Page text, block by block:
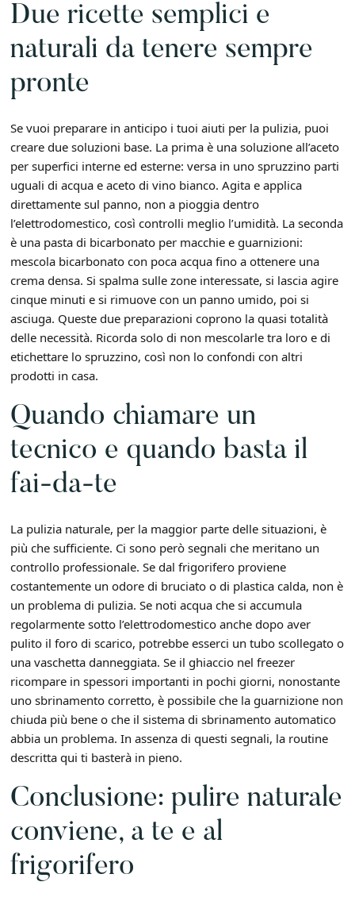
Due ricette semplici e
naturali da tenere sempre
pronte
Se vuoi preparare in anticipo i tuoi aiuti per la pulizia, puoi
creare due soluzioni base. La prima è una soluzione all’aceto
per superfici interne ed esterne: versa in uno spruzzino parti
uguali di acqua e aceto di vino bianco. Agita e applica
direttamente sul panno, non a pioggia dentro
l’elettrodomestico, così controlli meglio l’umidità. La seconda
è una pasta di bicarbonato per macchie e guarnizioni:
mescola bicarbonato con poca acqua fino a ottenere una
crema densa. Si spalma sulle zone interessate, si lascia agire
cinque minuti e si rimuove con un panno umido, poi si
asciuga. Queste due preparazioni coprono la quasi totalità
delle necessità. Ricorda solo di non mescolarle tra loro e di
etichettare lo spruzzino, così non lo confondi con altri
prodotti in casa.
Quando chiamare un
tecnico e quando basta il
fai-da-te
La pulizia naturale, per la maggior parte delle situazioni, è
più che sufficiente. Ci sono però segnali che meritano un
controllo professionale. Se dal frigorifero proviene
costantemente un odore di bruciato o di plastica calda, non è
un problema di pulizia. Se noti acqua che si accumula
regolarmente sotto l’elettrodomestico anche dopo aver
pulito il foro di scarico, potrebbe esserci un tubo scollegato o
una vaschetta danneggiata. Se il ghiaccio nel freezer
ricompare in spessori importanti in pochi giorni, nonostante
uno sbrinamento corretto, è possibile che la guarnizione non
chiuda più bene o che il sistema di sbrinamento automatico
abbia un problema. In assenza di questi segnali, la routine
descritta qui ti basterà in pieno.
Conclusione: pulire naturale
conviene, a te e al
frigorifero